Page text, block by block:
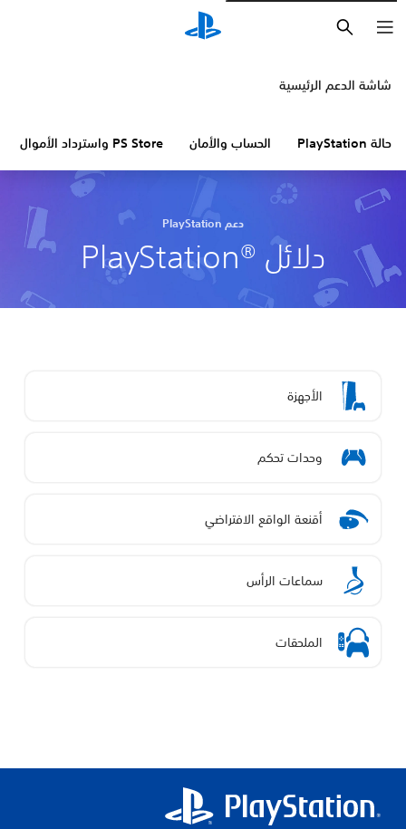
شاشة الدعم الرئيسية
حالة PlayStation الحساب والأمان PS Store واسترداد الأموال
دعم PlayStation
دلائل PlayStation®‎
الأجهزة
وحدات تحكم
أقنعة الواقع الافتراضي
سماعات الرأس
الملحقات